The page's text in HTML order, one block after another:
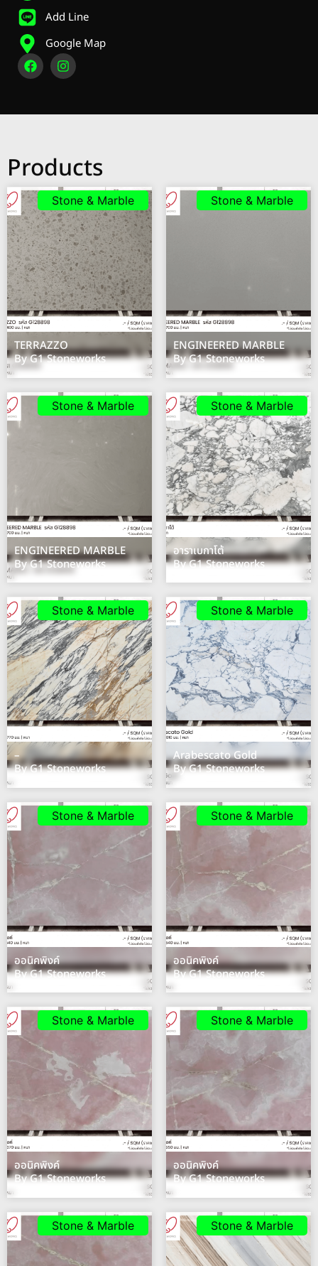
Add Line
Google Map
Products
Stone & Marble
TERRAZZO
By G1 Stoneworks
Stone & Marble
ENGINEERED MARBLE
By G1 Stoneworks
Stone & Marble
ENGINEERED MARBLE
By G1 Stoneworks
Stone & Marble
อาราเบกาโต้
By G1 Stoneworks
Stone & Marble
–
By G1 Stoneworks
Stone & Marble
Arabescato Gold
By G1 Stoneworks
Stone & Marble
ออนิคพิงค์
By G1 Stoneworks
Stone & Marble
ออนิคพิงค์
By G1 Stoneworks
Stone & Marble
ออนิคพิงค์
By G1 Stoneworks
Stone & Marble
ออนิคพิงค์
By G1 Stoneworks
Stone & Marble Stone & Marble